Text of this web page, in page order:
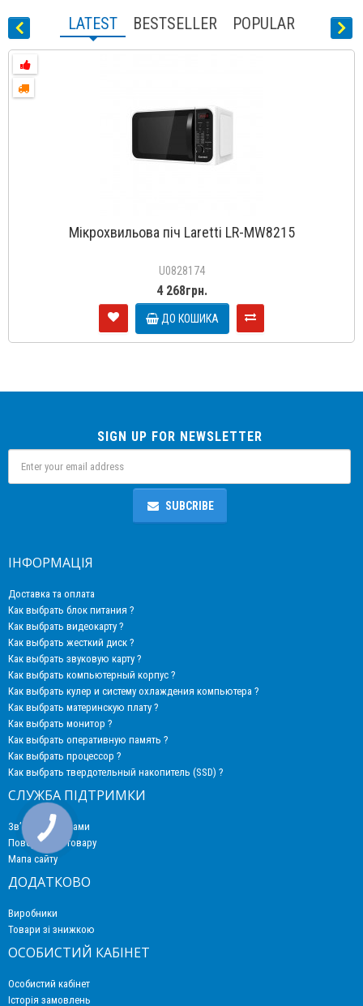
LATEST BESTSELLER POPULAR
Мікрохвильова піч Laretti LR-MW8215
U0828174
4 268грн.
ДО КОШИКА
SIGN UP FOR NEWSLETTER
SUBCRIBE
ІНФОРМАЦІЯ
Доставка та оплата
Как выбрать блок питания ?
Как выбрать видеокарту ?
Как выбрать жесткий диск ?
Как выбрать звуковую карту ?
Как выбрать компьютерный корпус ?
Как выбрать кулер и систему охлаждения компьютера ?
Как выбрать материнскую плату ?
Как выбрать монитор ?
Как выбрать оперативную память ?
Как выбрать процессор ?
Как выбрать твердотельный накопитель (SSD) ?
СЛУЖБА ПІДТРИМКИ
Зв’язатися з нами
Повернення товару
Мапа сайту
ДОДАТКОВО
Виробники
Товари зі знижкою
ОСОБИСТИЙ КАБІНЕТ
Особистий кабінет
Історія замовлень